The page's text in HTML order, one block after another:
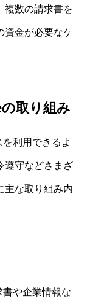
複数の請求書を
資金が必要なケ
取り組み
利用できるよ
遵守などさまざ
主な取り組み内
や企業情報な